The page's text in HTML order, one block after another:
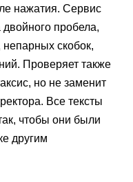
нажатия. Сервис
пробела,
скобок,
Проверяет также
но не заменит
Все тексты
чтобы они были
другим